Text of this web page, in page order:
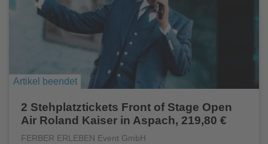
Artikel beendet
2 Stehplatztickets Front of Stage Open
Air Roland Kaiser in Aspach, 219,80 €
FERBER ERLEBEN Event GmbH